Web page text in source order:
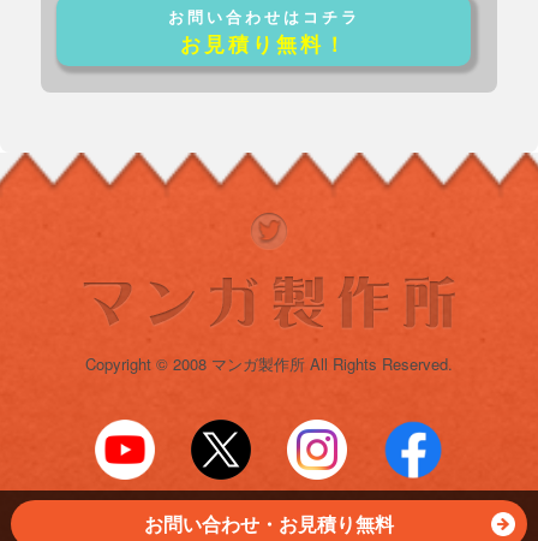
お問い合わせはコチラ
お見積り無料！
お問い合わせ・お見積り無料
Copyright © 2008 マンガ製作所 All Rights Reserved.